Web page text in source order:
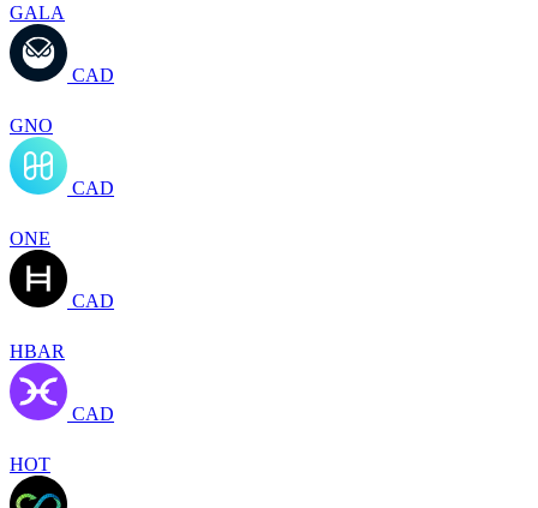
GALA
CAD
GNO
CAD
ONE
CAD
HBAR
CAD
HOT